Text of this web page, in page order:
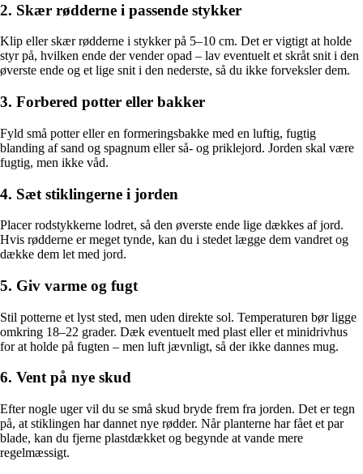
2. Skær rødderne i passende stykker
Klip eller skær rødderne i stykker på 5–10 cm. Det er vigtigt at holde
styr på, hvilken ende der vender opad – lav eventuelt et skråt snit i den
øverste ende og et lige snit i den nederste, så du ikke forveksler dem.
3. Forbered potter eller bakker
Fyld små potter eller en formeringsbakke med en luftig, fugtig
blanding af sand og spagnum eller så- og priklejord. Jorden skal være
fugtig, men ikke våd.
4. Sæt stiklingerne i jorden
Placer rodstykkerne lodret, så den øverste ende lige dækkes af jord.
Hvis rødderne er meget tynde, kan du i stedet lægge dem vandret og
dække dem let med jord.
5. Giv varme og fugt
Stil potterne et lyst sted, men uden direkte sol. Temperaturen bør ligge
omkring 18–22 grader. Dæk eventuelt med plast eller et minidrivhus
for at holde på fugten – men luft jævnligt, så der ikke dannes mug.
6. Vent på nye skud
Efter nogle uger vil du se små skud bryde frem fra jorden. Det er tegn
på, at stiklingen har dannet nye rødder. Når planterne har fået et par
blade, kan du fjerne plastdækket og begynde at vande mere
regelmæssigt.